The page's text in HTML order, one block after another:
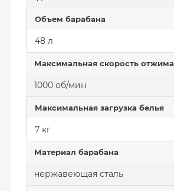
Объем барабана
48 л
Максимальная скорость отжима
1000 об/мин
Максимальная загрузка белья
7 кг
Материал барабана
нержавеющая сталь